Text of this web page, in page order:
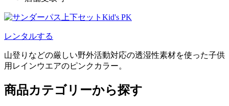
レンタルする
山登りなどの厳しい野外活動対応の透湿性素材を使った子供
用レインウエアのピンクカラー。
商品カテゴリーから探す